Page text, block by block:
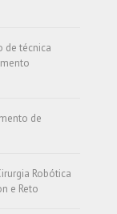
de técnica
de
Robótica
e Reto